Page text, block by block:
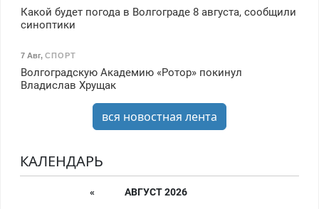
Какой будет погода в Волгограде 8 августа, сообщили
синоптики
7 Авг, СПОРТ
Волгоградскую Академию «Ротор» покинул
Владислав Хрущак
вся новостная лента
КАЛЕНДАРЬ
«
АВГУСТ 2026